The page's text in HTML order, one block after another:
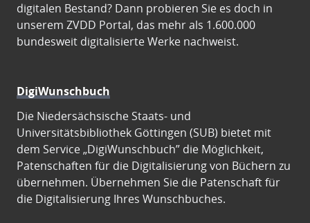
digitalen Bestand? Dann probieren Sie es doch in
unserem ZVDD Portal, das mehr als 1.600.000
bundesweit digitalisierte Werke nachweist.
DigiWunschbuch
Die Niedersächsische Staats- und
Universitätsbibliothek Göttingen (SUB) bietet mit
dem Service „DigiWunschbuch” die Möglichkeit,
Patenschaften für die Digitalisierung von Büchern zu
übernehmen. Übernehmen Sie die Patenschaft für
die Digitalisierung Ihres Wunschbuches.